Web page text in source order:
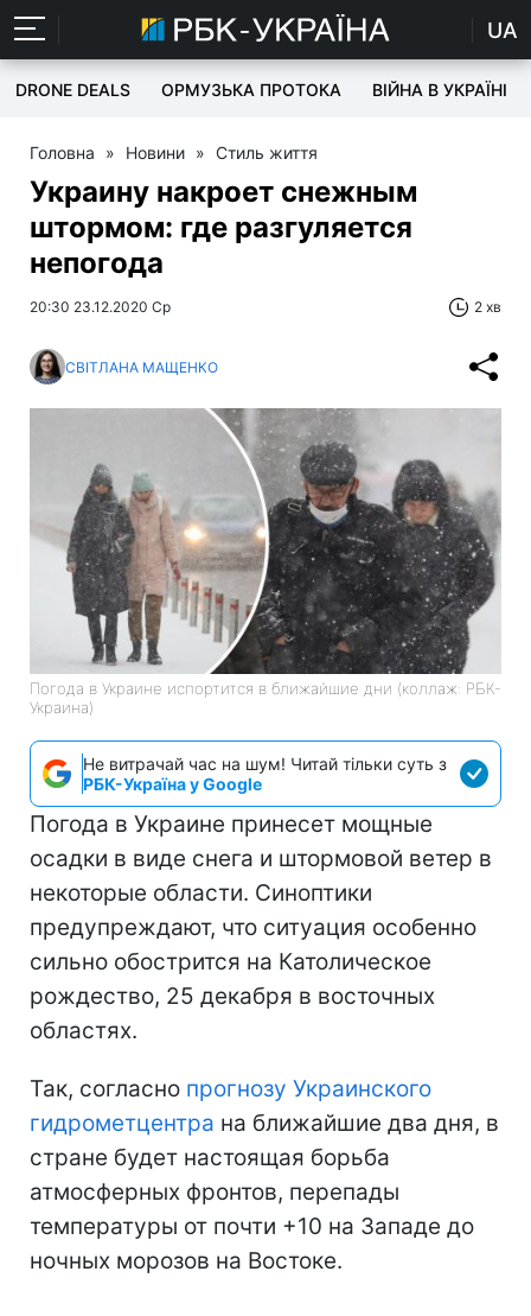
UA
DRONE DEALS ОРМУЗЬКА ПРОТОКА ВІЙНА В УКРАЇНІ
Головна » Новини » Стиль життя
Украину накроет снежным
штормом: где разгуляется
непогода
20:30 23.12.2020 Ср 2 хв
СВІТЛАНА МАЩЕНКО
Погода в Украине испортится в ближайшие дни (коллаж: РБК-
Украина)
Не витрачай час на шум! Читай тільки суть з
РБК-Україна у Google
Погода в Украине принесет мощные
осадки в виде снега и штормовой ветер в
некоторые области. Синоптики
предупреждают, что ситуация особенно
сильно обострится на Католическое
рождество, 25 декабря в восточных
областях.
Так, согласно прогнозу Украинского
гидрометцентра на ближайшие два дня, в
стране будет настоящая борьба
атмосферных фронтов, перепады
температуры от почти +10 на Западе до
ночных морозов на Востоке.